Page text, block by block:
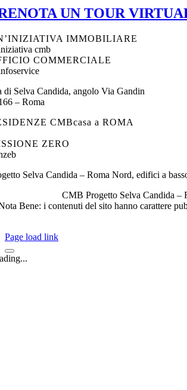
UN TOUR
IMMOBILIARE
COMMERCIALE
di Selva Candida, angolo Via Gandin
– Roma
CMBcasa a ROMA
ZERO
Selva Candida – Roma Nord, edifici a
CMB Progetto Selva Candida
Bene: i contenuti del sito hanno carattere
Page load link